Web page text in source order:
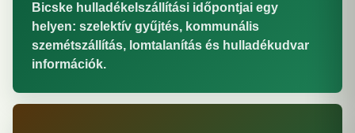
Bicske hulladékelszállítási időpontjai egy
helyen: szelektív gyűjtés, kommunális
szemétszállítás, lomtalanítás és hulladékudvar
információk.